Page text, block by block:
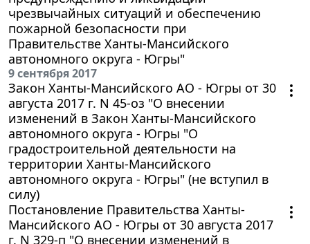
чрезвычайных ситуаций и обеспечению
пожарной безопасности при
Правительстве Ханты-Мансийского
автономного округа - Югры"
9 сентября 2017
Закон Ханты-Мансийского АО - Югры от 30
августа 2017 г. N 45-оз "О внесении
изменений в Закон Ханты-Мансийского
автономного округа - Югры "О
градостроительной деятельности на
территории Ханты-Мансийского
автономного округа - Югры" (не вступил в
силу)
Постановление Правительства Ханты-
Мансийского АО - Югры от 30 августа 2017
г. N 329-п "О внесении изменений в